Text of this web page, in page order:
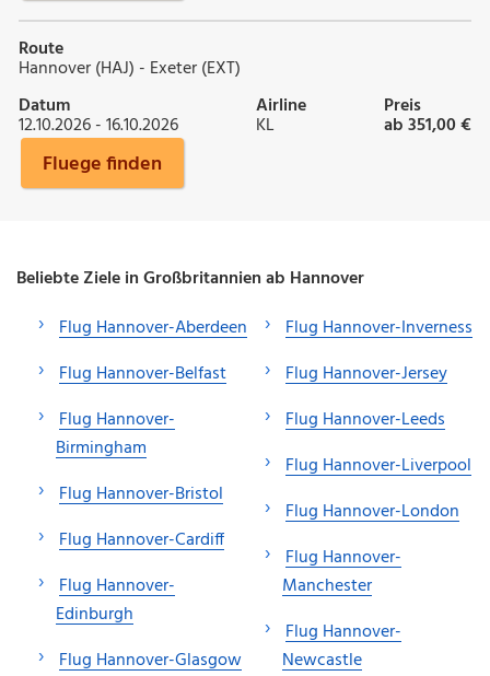
Route
Hannover (HAJ) - Exeter (EXT)
Datum
12.10.2026 - 16.10.2026
Airline
KL
Preis
ab 351,00 €
Fluege finden
Beliebte Ziele in Großbritannien ab Hannover
Flug Hannover-Aberdeen
Flug Hannover-Belfast
Flug Hannover-
Birmingham
Flug Hannover-Bristol
Flug Hannover-Cardiff
Flug Hannover-
Edinburgh
Flug Hannover-Glasgow
Flug Hannover-Inverness
Flug Hannover-Jersey
Flug Hannover-Leeds
Flug Hannover-Liverpool
Flug Hannover-London
Flug Hannover-
Manchester
Flug Hannover-
Newcastle